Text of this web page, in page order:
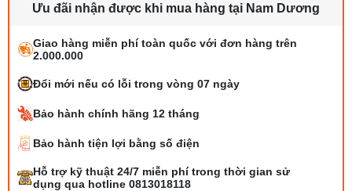
Ưu đãi nhận được khi mua hàng tại Nam Dương
Giao hàng miễn phí toàn quốc với đơn hàng trên
2.000.000
Đổi mới nếu có lỗi trong vòng 07 ngày
Bảo hành chính hãng 12 tháng
Bảo hành tiện lợi bằng số điện
Hỗ trợ kỹ thuật 24/7 miễn phí trong thời gian sử
dụng qua hotline 0813018118
Tổng hợp 6 loại kéo cắt vải ngành may
đáng mua